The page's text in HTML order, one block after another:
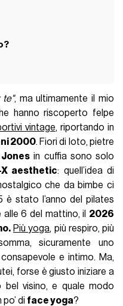
te", ma ultimamente il mio
hanno riscoperto felpe
vintage, riportando in
2000. Fiori di loto, pietre
Jones in cuffia sono solo
X aesthetic: quell’idea di
che da bimbe ci
stato l’anno del pilates
6 del mattino, il 2026
Più yoga, più respiro, più
sicuramente uno
e intimo. Ma,
forse è giusto iniziare a
visino, e quale modo
di face yoga?